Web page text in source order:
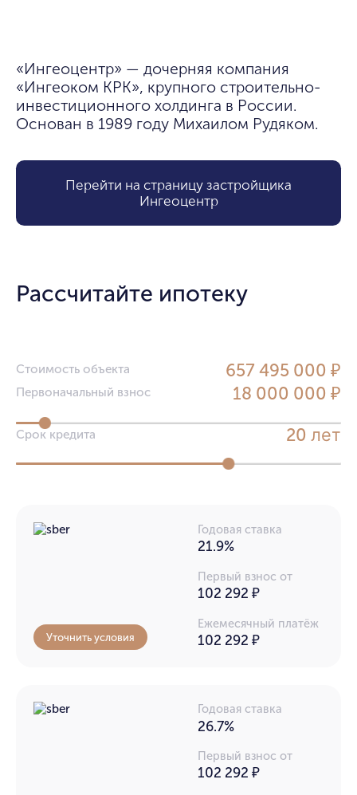
«Ингеоцентр» — дочерняя компания
«Ингеоком КРК», крупного строительно-
инвестиционного холдинга в России.
Основан в 1989 году Михаилом Рудяком.
Перейти на страницу застройщика
Ингеоцентр
Рассчитайте ипотеку
Стоимость объекта 657 495 000 ₽
Первоначальный взнос 18 000 000 ₽
Срок кредита 20 лет
Годовая ставка
21.9%
Первый взнос от
102 292 ₽
Ежемесячный платёж
102 292 ₽
Уточнить условия
Годовая ставка
26.7%
Первый взнос от
102 292 ₽